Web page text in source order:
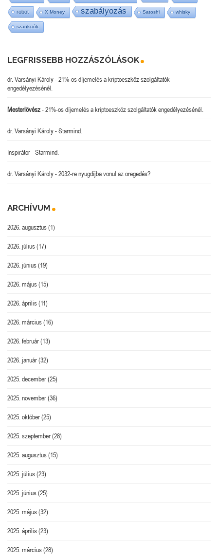
robot X Money szabályozás Satoshi whisky
szankciók
LEGFRISSEBB HOZZÁSZÓLÁSOK
dr. Varsányi Károly-21%-os díjemelés a kriptoeszköz szolgáltatók
engedélyezésénél.
Mesterlövész-21%-os díjemelés a kriptoeszköz szolgáltatók engedélyezésénél.
dr. Varsányi Károly-Starmind.
Inspirátor-Starmind.
dr. Varsányi Károly-2032-re nyugdíjba vonul az öregedés?
ARCHÍVUM
2026. augusztus(1)
2026. július(17)
2026. június(19)
2026. május(15)
2026. április(11)
2026. március(16)
2026. február(13)
2026. január(32)
2025. december(25)
2025. november(36)
2025. október(25)
2025. szeptember(28)
2025. augusztus(15)
2025. július(23)
2025. június(25)
2025. május(32)
2025. április(23)
2025. március(28)